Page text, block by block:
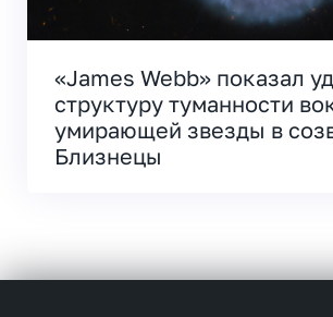
«James Webb» показал
структуру туманности
умирающей звезды в
Близнецы